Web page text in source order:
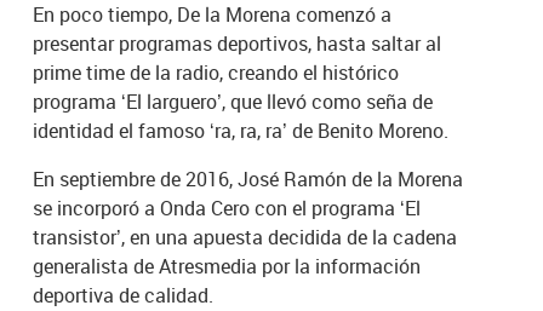
En poco tiempo, De la Morena comenzó a
presentar programas deportivos, hasta saltar al
prime time de la radio, creando el histórico
programa ‘El larguero’, que llevó como seña de
identidad el famoso ‘ra, ra, ra’ de Benito Moreno.
En septiembre de 2016, José Ramón de la Morena
se incorporó a Onda Cero con el programa ‘El
transistor’, en una apuesta decidida de la cadena
generalista de Atresmedia por la información
deportiva de calidad.